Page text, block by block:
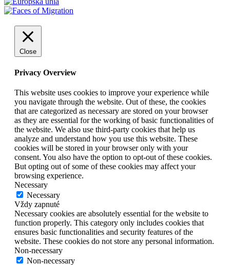
Close
Privacy Overview
This website uses cookies to improve your experience while
you navigate through the website. Out of these, the cookies
that are categorized as necessary are stored on your browser
as they are essential for the working of basic functionalities of
the website. We also use third-party cookies that help us
analyze and understand how you use this website. These
cookies will be stored in your browser only with your
consent. You also have the option to opt-out of these cookies.
But opting out of some of these cookies may affect your
browsing experience.
Necessary
Necessary
Vždy zapnuté
Necessary cookies are absolutely essential for the website to
function properly. This category only includes cookies that
ensures basic functionalities and security features of the
website. These cookies do not store any personal information.
Non-necessary
Non-necessary